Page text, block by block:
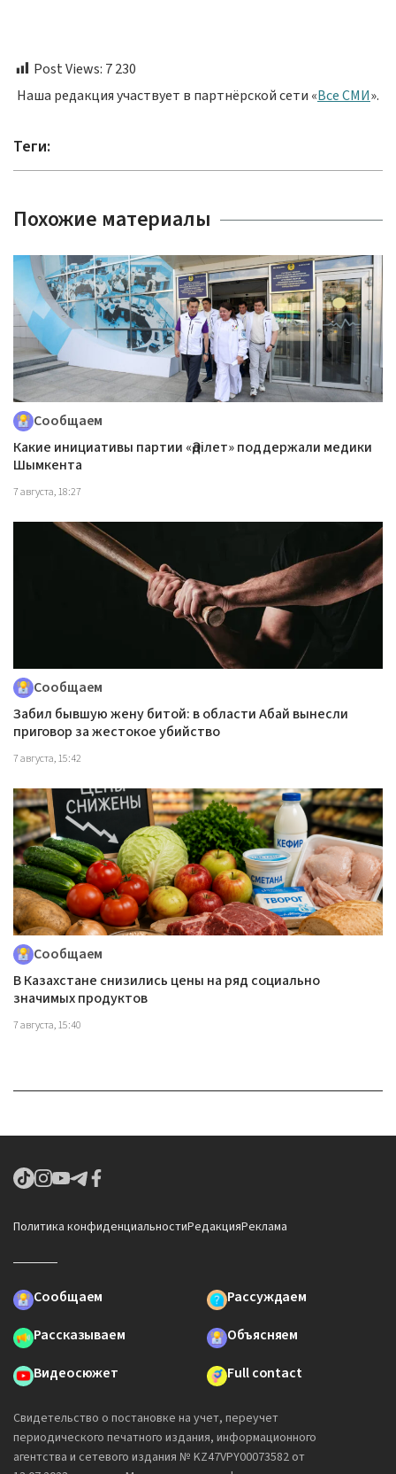
Post Views: 7 230
Наша редакция участвует в партнёрской сети «Все СМИ».
Теги:
Похожие материалы
Сообщаем
Какие инициативы партии «Әділет» поддержали медики
Шымкента
7 августа, 18:27
Сообщаем
Забил бывшую жену битой: в области Абай вынесли
приговор за жестокое убийство
7 августа, 15:42
Сообщаем
В Казахстане снизились цены на ряд социально
значимых продуктов
7 августа, 15:40
Политика конфиденциальностиРедакцияРеклама
Сообщаем
Рассуждаем
Рассказываем
Объясняем
Видеосюжет
Full contact
Свидетельство о постановке на учет, переучет
периодического печатного издания, информационного
агентства и сетевого издания № KZ47VPY00073582 от